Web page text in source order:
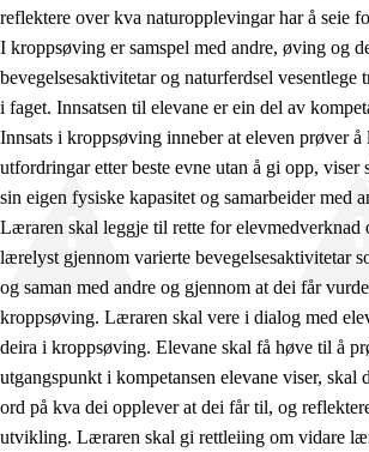
reflektere over kva naturopplevingar har å seie
I kroppsøving er samspel med andre, øving og
bevegelsesaktivitetar og naturferdsel vesentlege
i faget. Innsatsen til elevane er ein del av
Innsats i kroppsøving inneber at eleven prøver å
utfordringar etter beste evne utan å gi opp, viser
sin eigen fysiske kapasitet og samarbeider med
Læraren skal leggje til rette for elevmedverknad
lærelyst gjennom varierte bevegelsesaktivitetar
og saman med andre og gjennom at dei får
kroppsøving. Læraren skal vere i dialog med
deira i kroppsøving. Elevane skal få høve til å
utgangspunkt i kompetansen elevane viser, skal
ord på kva dei opplever at dei får til, og
utvikling. Læraren skal gi rettleiing om vidare